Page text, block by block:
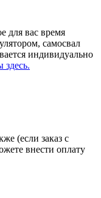
для вас время
самосвал
индивидуально
(если заказ с
внести оплату